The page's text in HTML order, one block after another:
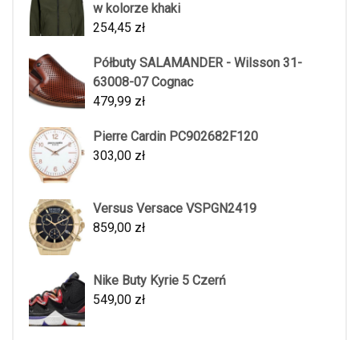
w kolorze khaki
254,45 zł
Półbuty SALAMANDER - Wilsson 31-
63008-07 Cognac
479,99 zł
Pierre Cardin PC902682F120
303,00 zł
Versus Versace VSPGN2419
859,00 zł
Nike Buty Kyrie 5 Czerń
549,00 zł